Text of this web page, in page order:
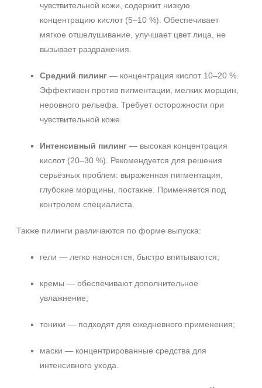
чувствительной кожи, содержит низкую
концентрацию кислот (5–10 %). Обеспечивает
мягкое отшелушивание, улучшает цвет лица, не
вызывает раздражения.
Средний пилинг — концентрация кислот 10–20 %.
Эффективен против пигментации, мелких морщин,
неровного рельефа. Требует осторожности при
чувствительной коже.
Интенсивный пилинг — высокая концентрация
кислот (20–30 %). Рекомендуется для решения
серьёзных проблем: выраженная пигментация,
глубокие морщины, постакне. Применяется под
контролем специалиста.
Также пилинги различаются по форме выпуска:
гели — легко наносятся, быстро впитываются;
кремы — обеспечивают дополнительное
увлажнение;
тоники — подходят для ежедневного применения;
маски — концентрированные средства для
интенсивного ухода.